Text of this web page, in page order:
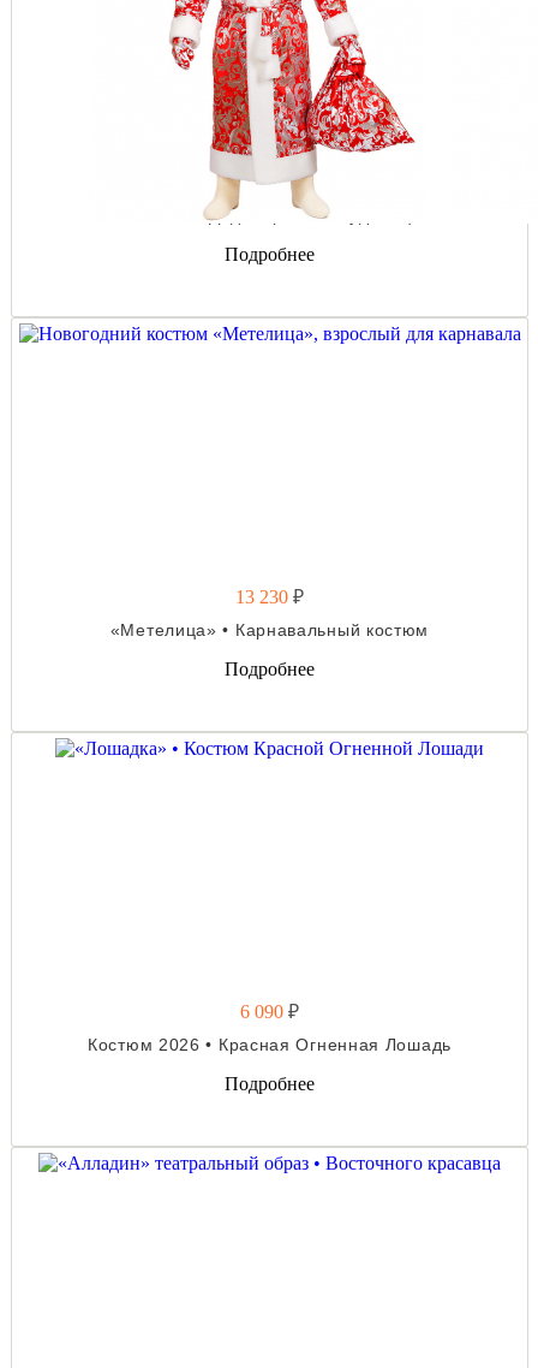
7 350 ₽
Костюм «Дед Мороз» / Студенец
Подробнее
13 230 ₽
«Метелица» • Карнавальный костюм
Подробнее
6 090 ₽
Костюм 2026 • Красная Огненная Лошадь
Подробнее